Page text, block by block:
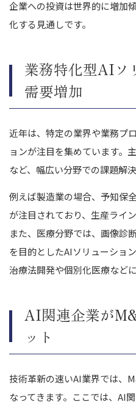
企業への投資は世界的に増加
化する見通しです。
業務特化型AIソ
需要増加
近年は、特定の業界や業務プ
ョンが注目を集めています。
など、幅広い分野での課題解
例えば製造業の場合、予知保
が注目されており、生産ライ
また、医療分野では、画像診
を目的としたAIソリューショ
治療法開発や個別化医療など
AI関連企業が
ット
技術革新の速いAI業界では、
なってきます。ここでは、AI